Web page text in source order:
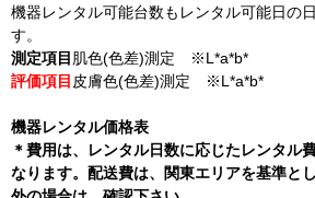
機器レンタル可能台数もレンタル可能日の
す。
測定項目 肌色(色差)測定 ※L*a*b*
評価項目 皮膚色(色差)測定 ※L*a*b*
機器レンタル価格表
＊費用は、レンタル日数に応じたレンタル
なります。配送費は、関東エリアを基準と